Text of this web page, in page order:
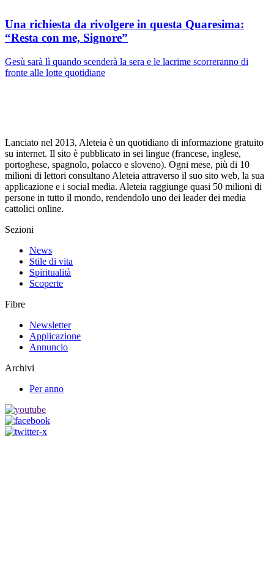
Una richiesta da rivolgere in questa Quaresima:
“Resta con me, Signore”
Gesù sarà lì quando scenderà la sera e le lacrime scorreranno di
fronte alle lotte quotidiane
Lanciato nel 2013, Aleteia è un quotidiano di informazione gratuito
su internet. Il sito è pubblicato in sei lingue (francese, inglese,
portoghese, spagnolo, polacco e sloveno). Ogni mese, più di 10
milioni di lettori consultano Aleteia attraverso il suo sito web, la sua
applicazione e i social media. Aleteia raggiunge quasi 50 milioni di
persone in tutto il mondo, rendendolo uno dei leader dei media
cattolici online.
Sezioni
News
Stile di vita
Spiritualità
Scoperte
Fibre
Newsletter
Applicazione
Annuncio
Archivi
Per anno